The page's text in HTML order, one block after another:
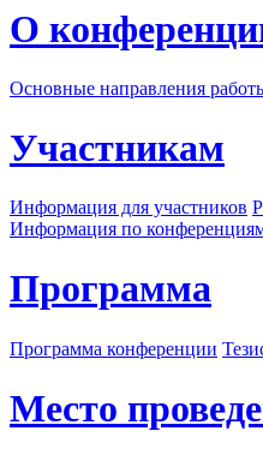
О
Основные направления
Участникам
Информация для участников
Информация по
Программа
Программа конференции
Место